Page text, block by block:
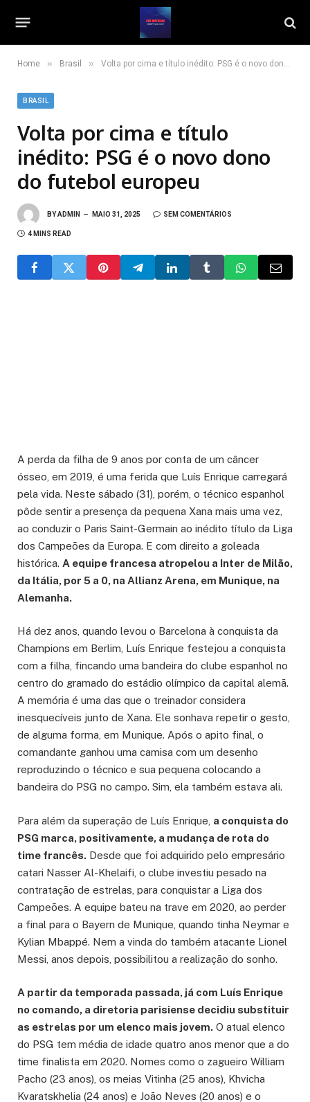
Home » Brasil » Volta por cima e título inédito: PSG é o novo dono do futebol europeu
BRASIL
Volta por cima e título
inédito: PSG é o novo dono
do futebol europeu
BYADMIN MAIO 31, 2025 SEM COMENTÁRIOS
4 MINS READ
A perda da filha de 9 anos por conta de um câncer
ósseo, em 2019, é uma ferida que Luís Enrique carregará
pela vida. Neste sábado (31), porém, o técnico espanhol
pôde sentir a presença da pequena Xana mais uma vez,
ao conduzir o Paris Saint-Germain ao inédito título da Liga
dos Campeões da Europa. E com direito a goleada
histórica. A equipe francesa atropelou a Inter de Milão,
da Itália, por 5 a 0, na Allianz Arena, em Munique, na
Alemanha.
Há dez anos, quando levou o Barcelona à conquista da
Champions em Berlim, Luís Enrique festejou a conquista
com a filha, fincando uma bandeira do clube espanhol no
centro do gramado do estádio olímpico da capital alemã.
A memória é uma das que o treinador considera
inesquecíveis junto de Xana. Ele sonhava repetir o gesto,
de alguma forma, em Munique. Após o apito final, o
comandante ganhou uma camisa com um desenho
reproduzindo o técnico e sua pequena colocando a
bandeira do PSG no campo. Sim, ela também estava ali.
Para além da superação de Luís Enrique, a conquista do
PSG marca, positivamente, a mudança de rota do
time francês. Desde que foi adquirido pelo empresário
catari Nasser Al-Khelaifi, o clube investiu pesado na
contratação de estrelas, para conquistar a Liga dos
Campeões. A equipe bateu na trave em 2020, ao perder
a final para o Bayern de Munique, quando tinha Neymar e
Kylian Mbappé. Nem a vinda do também atacante Lionel
Messi, anos depois, possibilitou a realização do sonho.
A partir da temporada passada, já com Luís Enrique
no comando, a diretoria parisiense decidiu substituir
as estrelas por um elenco mais jovem. O atual elenco
do PSG tem média de idade quatro anos menor que a do
time finalista em 2020. Nomes como o zagueiro William
Pacho (23 anos), os meias Vitinha (25 anos), Khvicha
Kvaratskhelia (24 anos) e João Neves (20 anos) e o